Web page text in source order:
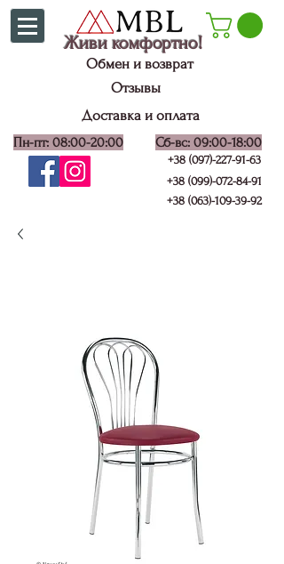
Живи комфортно!
Обмен и возврат
Отзывы
Доставка и оплата
Пн-пт: 08:00-20:00 Сб-вс: 09:00-18:00
+38 (099)-072-84-91
+38 (097)-227-91-63
+38 (063)-109-39-92